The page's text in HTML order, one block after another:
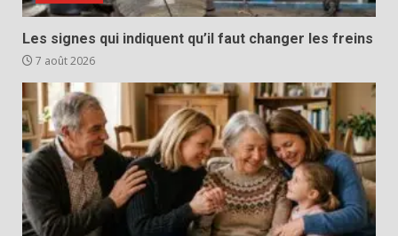
Les signes qui indiquent qu’il faut changer les freins
7 août 2026